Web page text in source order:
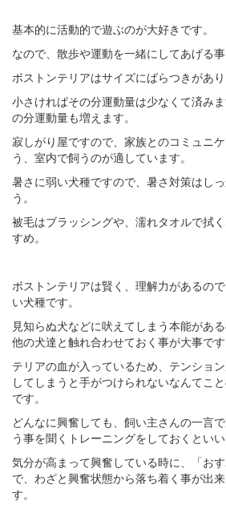
基本的に活動的で遊ぶのが大好きです。
なので、散歩や運動を一緒にしてあげる事
ボストンテリアはサイズにばらつきがあり
小さければその分運動量は少なくて済み
の分運動量も増えます。
寂しがり屋ですので、家族とのコミュニ
う、室内で飼うのが適しています。
暑さに弱い犬種ですので、暑さ対策はし
う。
被毛はブラッシングや、濡れタオルで拭
すめ。
ボストンテリアは賢く、理解力があるの
い犬種です。
見知らぬ犬などに吠えてしまう本能があ
他の犬達と触れ合わせておく事が大事です
テリアの血が入っているため、テンショ
してしまうと手がつけられないなんてこ
です。
どんなに興奮しても、飼い主さんの一言
う事を聞くトレーニングをしておくといい
気分が高まって興奮している時に、「お
で、わざと興奮状態から落ち着く事が出
す。